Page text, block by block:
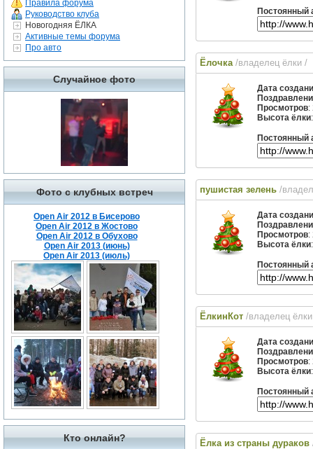
Правила форума
Руководство клуба
Новогодняя ЁЛКА
Активные темы форума
Про авто
Случайное фото
Фото с клубных встреч
Open Air 2012 в Бисерово
Open Air 2012 в Жостово
Open Air 2012 в Обухово
Open Air 2013 (июнь)
Open Air 2013 (июль)
Кто онлайн?
Постоянный
Ёлочка /владелец ёлки /
Дата
Просмотров:
Высота ёлки
Постоянный
пушистая зелень /
Дата
Просмотров:
Высота ёлки
Постоянный
ЁлкинКот /владелец
Дата
Просмотров:
Высота ёлки
Постоянный
Ёлка из страны дураков